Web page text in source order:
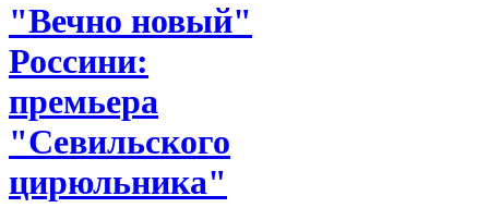
"Вечно новый"
Россини:
премьера
"Севильского
цирюльника"